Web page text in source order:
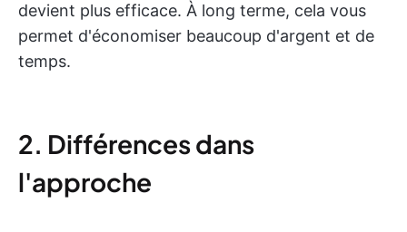
devient plus efficace. À long terme, cela vous
permet d'économiser beaucoup d'argent et de
temps.
2. Différences dans
l'approche